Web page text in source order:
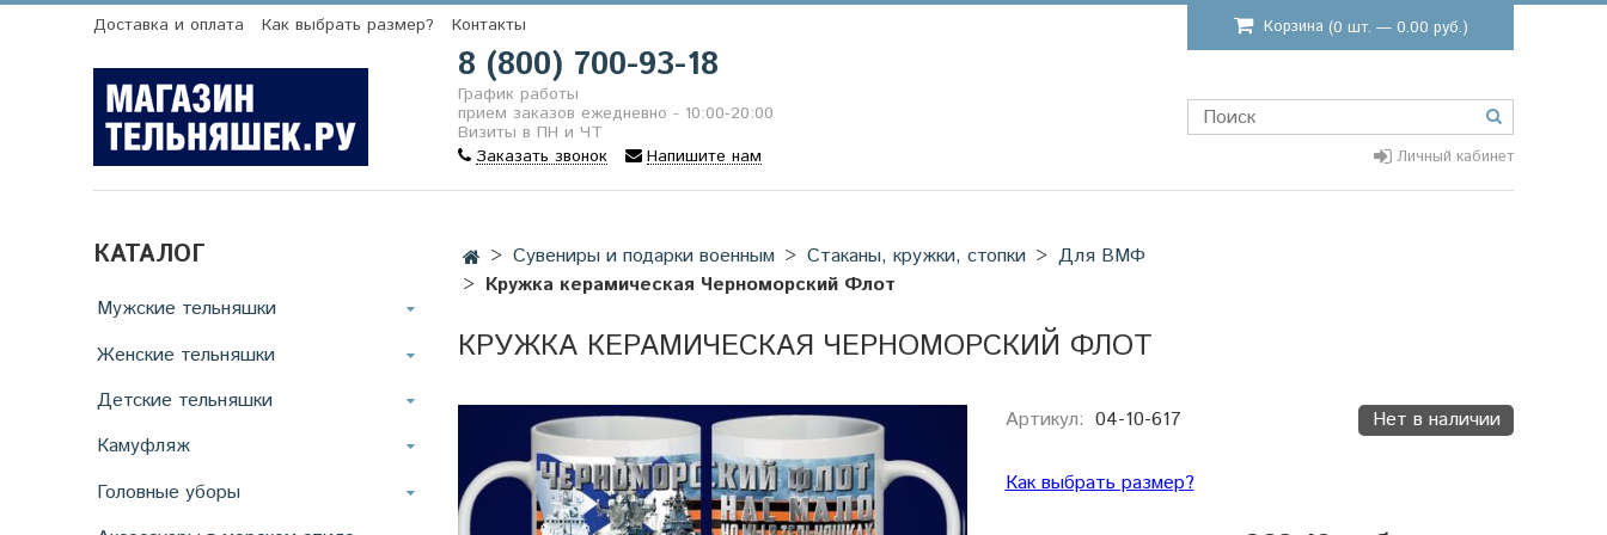
Доставка и оплата Как выбрать размер? Контакты Корзина (0 шт. — 0.00 руб.)
8 (800) 700-93-18
График работы
прием заказов ежедневно - 10:00-20:00
Визиты в ПН и ЧТ
Заказать звонок
Напишите нам Личный кабинет
Сувениры и подарки военным Стаканы, кружки, стопки
Для ВМФ
Кружка керамическая Черноморский Флот
КРУЖКА КЕРАМИЧЕСКАЯ ЧЕРНОМОРСКИЙ ФЛОТ
Артикул: 04-10-617 Нет в наличии
Как выбрать размер?
КАТАЛОГ
Мужские тельняшки
Женские тельняшки
Детские тельняшки
Камуфляж
Головные уборы